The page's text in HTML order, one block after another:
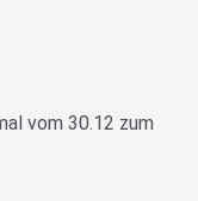
vom 30.12 zum